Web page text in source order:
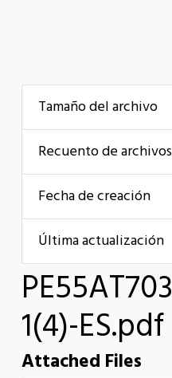
Tamaño del archivo
Recuento de archivos
Fecha de creación
Última actualización
1(4)-ES.pdf
Attached Files